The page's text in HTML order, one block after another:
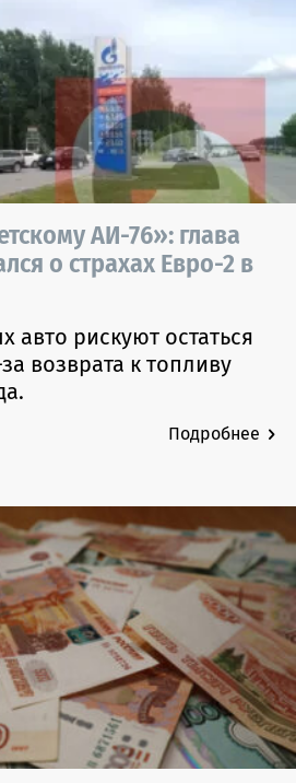
АИ-76»: глава
о страхах Евро-2 в
авто рискуют остаться
возврата к топливу
Подробнее